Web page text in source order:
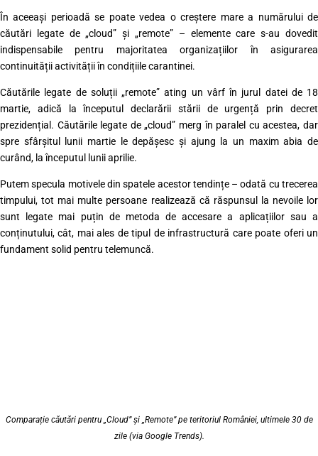
În aceeași perioadă se poate vedea o creștere mare a numărului de
căutări legate de „cloud” și „remote” – elemente care s-au dovedit
indispensabile pentru majoritatea organizațiilor în asigurarea
continuității activității în condițiile carantinei.
Căutările legate de soluții „remote” ating un vârf în jurul datei de 18
martie, adică la începutul declarării stării de urgență prin decret
prezidențial. Căutările legate de „cloud” merg în paralel cu acestea, dar
spre sfârșitul lunii martie le depășesc și ajung la un maxim abia de
curând, la începutul lunii aprilie.
Putem specula motivele din spatele acestor tendințe – odată cu trecerea
timpului, tot mai multe persoane realizează că răspunsul la nevoile lor
sunt legate mai puțin de metoda de accesare a aplicațiilor sau a
conținutului, cât, mai ales de tipul de infrastructură care poate oferi un
fundament solid pentru telemuncă.
Comparație căutări pentru „Cloud” și „Remote” pe teritoriul României, ultimele 30 de
zile (via Google Trends).